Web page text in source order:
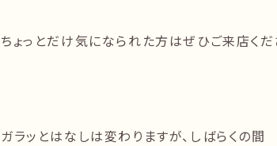
ちょっとだけ気になられた方はぜひご来店く
ガラッとはなしは変わりますが、しばらくの間